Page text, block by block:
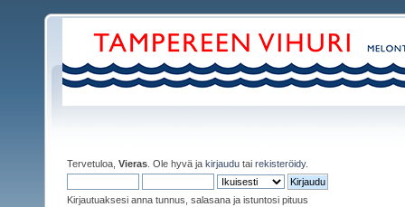
Tervetuloa, Vieras . Ole hyvä ja kirjaudu tai rekisteröidy.
Kirjautuaksesi anna tunnus, salasana ja istuntosi pituus